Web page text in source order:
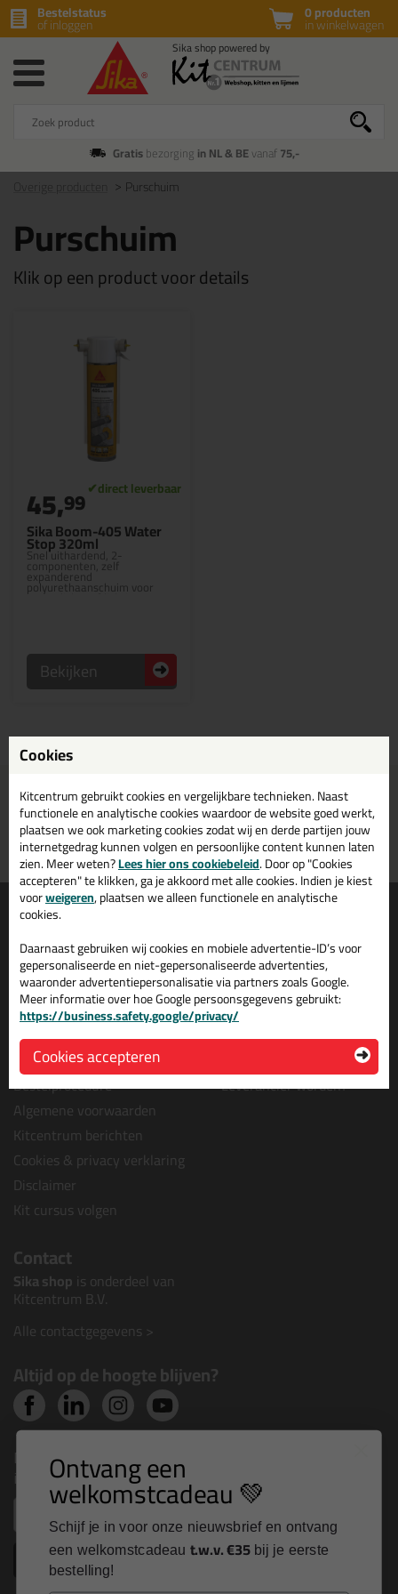
0 producten
in winkelwagen
Bestelstatus
of inloggen
Gratisbezorging in NL & BEvanaf75,-
Purschuim
Purschuim
Klik op een product voor details
Sika Boom-405 Water
Stop 320ml
Snel uithardend, 2-
componenten, zelf
expanderend
polyurethaanschuim voor
waterdichte afdichtingen
45,99
Bekijken
Voor 21:00 uur besteld
morgen in huis
Gratisbezorging inNL & BE
vanaf75,-
Grootste assortiment
uit voorraad leverbaar
PostNL afhaalpunt: kies zelf
wanneer je afhaalt
Informatie
Keuzehulpen
Acties
Levertijd & Bezorging
Retourneren & Annuleren
Veel gestelde vragen (FAQ)
Bestelprocedure
Algemene voorwaarden
Kitcentrum berichten
Cookies & privacy verklaring
Disclaimer
Kit cursus volgen
Over ons
Vacatures bij kitcentrum.nl
Over Kitcentrum.nl
Maatschappelijk
Winkelmand
Leverancier worden?
Contact
Sika shop is onderdeel van
Kitcentrum B.V.
Alle contactgegevens >
Altijd op de hoogte blijven?
Nieuws, tips en exclusieve deals rechtstreeks in je
inbox
Inschrijven
Cookies
Kitcentrum gebruikt cookies en vergelijkbare technieken. Naast
functionele en analytische cookies waardoor de website goed werkt,
plaatsen we ook marketing cookies zodat wij en derde partijen jouw
internetgedrag kunnen volgen en persoonlijke content kunnen laten
zien. Meer weten?Lees hier ons cookiebeleid. Door op "Cookies
accepteren" te klikken, ga je akkoord met alle cookies. Indien je kiest
voorweigeren, plaatsen we alleen functionele en analytische
cookies.
Daarnaast gebruiken wij cookies en mobiele advertentie-ID’s voor
gepersonaliseerde en niet-gepersonaliseerde advertenties,
waaronder advertentiepersonalisatie via partners zoals Google.
Meer informatie over hoe Google persoonsgegevens gebruikt:
https://business.safety.google/privacy/
Cookies accepteren
Ontvang een
welkomstcadeau 💚
Schijf je in voor onze nieuwsbrief en ontvang
een welkomstcadeau t.w.v. €35 bij je eerste
bestelling!